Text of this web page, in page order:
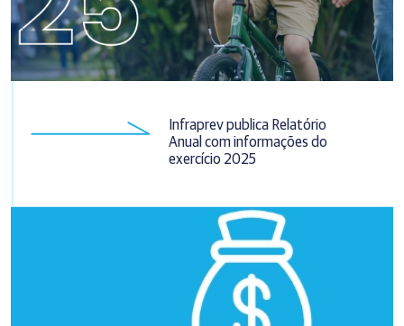
Infraprev publica Relatório
Anual com informações do
exercício 2025